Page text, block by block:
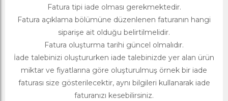
Fatura tipi iade olması gerekmektedir.
Fatura açıklama bölümüne düzenlenen faturanın hangi
siparişe ait olduğu belirtilmelidir.
Fatura oluşturma tarihi güncel olmalıdır.
İade talebinizi oluştururken iade talebinizde yer alan ürün
miktar ve fiyatlarına göre oluşturulmuş örnek bir iade
faturası size gösterilecektir, aynı bilgileri kullanarak iade
faturanızı kesebilirsiniz.